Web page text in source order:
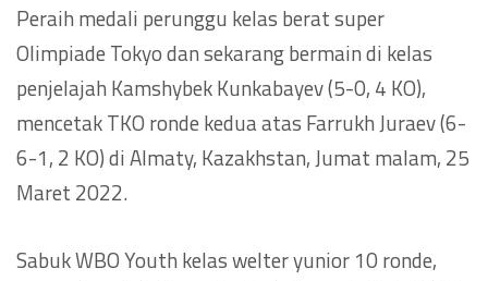
Peraih medali perunggu kelas berat super
Olimpiade Tokyo dan sekarang bermain di kelas
penjelajah Kamshybek Kunkabayev (5-0, 4 KO),
mencetak TKO ronde kedua atas Farrukh Juraev (6-
6-1, 2 KO) di Almaty, Kazakhstan, Jumat malam, 25
Maret 2022.
Sabuk WBO Youth kelas welter yunior 10 ronde,